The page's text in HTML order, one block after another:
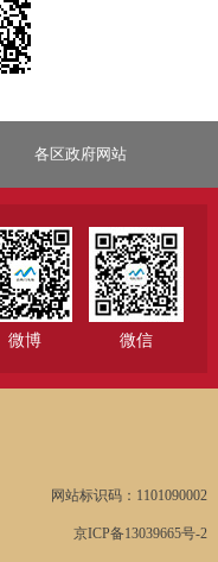
各区政府网站
微博 微信
网站标识码：1101090002
京ICP备13039665号-2